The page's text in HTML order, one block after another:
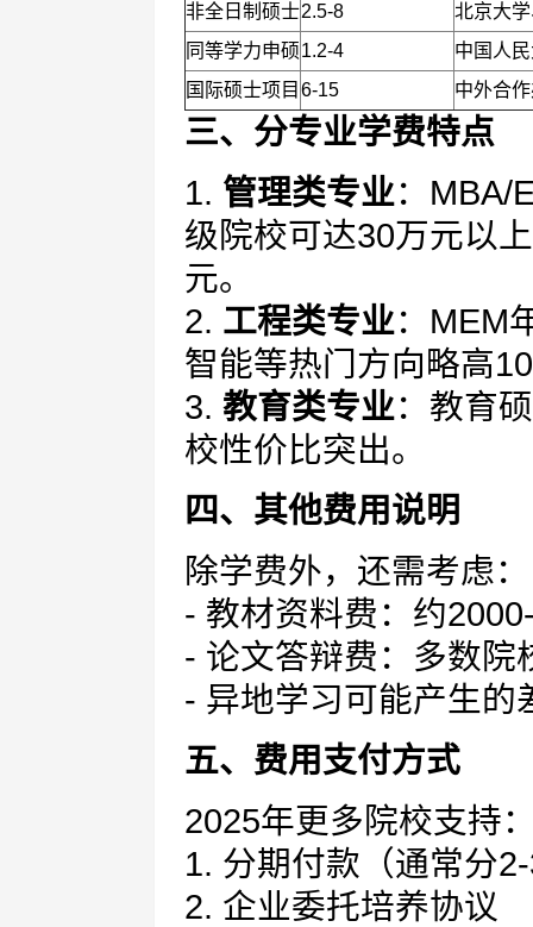
非全日制硕士2.5-8
北京大
同等学力申硕1.2-4
中国人
国际硕士项目 6-15 中外合
三、分专业学费特点
1. 管理类专业：MBA/
级院校可达30万元以
元。
2. 工程类专业：MEM
智能等热门方向略高
3. 教育类专业：教育
校性价比突出。
四、其他费用说明
除学费外，还需考虑：
- 教材资料费：约
- 论文答辩费：多数院
- 异地学习可能产生的
五、费用支付方式
2025年更多院校支持
1. 分期付款（通常分
2. 企业委托培养协议